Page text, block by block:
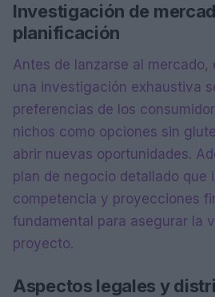
Investigación de
planificación
Antes de lanzarse al mercado,
una investigación exhaustiva
preferencias de los
nichos como opciones sin
abrir nuevas oportunidades.
plan de negocio detallado que
competencia y proyecciones
fundamental para asegurar la
proyecto.
Aspectos legales y